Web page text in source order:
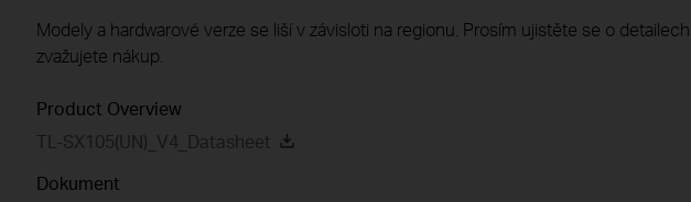
Modely a hardwarové verze se liší v závisloti na regionu. Prosím ujistěte se o
zvažujete nákup.
Product Overview
TL-SX105(UN)_V4_Datasheet
Dokument